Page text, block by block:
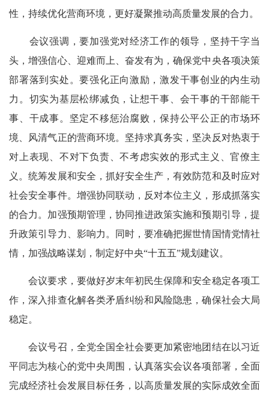
性，持续优化营商环境，更好凝聚推动高质量发展的合力。
会议强调，要加强党对经济工作的领导，坚持干字当
头，增强信心、迎难而上、奋发有为，确保党中央各项决策
部署落到实处。要强化正向激励，激发干事创业的内生动
力。切实为基层松绑减负，让想干事、会干事的干部能干
事、干成事。坚定不移惩治腐败，保持公平公正的市场环
境、风清气正的营商环境。坚持求真务实，坚决反对热衷于
对上表现、不对下负责、不考虑实效的形式主义、官僚主
义。统筹发展和安全，抓好安全生产，有效防范和及时应对
社会安全事件。增强协同联动，反对本位主义，形成抓落实
的合力。加强预期管理，协同推进政策实施和预期引导，提
升政策引导力、影响力。同时，要准确把握世情国情党情社
情，加强战略谋划，制定好中央“十五五”规划建议。
会议要求，要做好岁末年初民生保障和安全稳定各项工
作，深入排查化解各类矛盾纠纷和风险隐患，确保社会大局
稳定。
会议号召，全党全国全社会要更加紧密地团结在以习近
平同志为核心的党中央周围，认真落实会议各项部署，全面
完成经济社会发展目标任务，以高质量发展的实际成效全面